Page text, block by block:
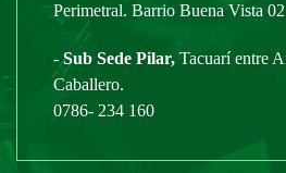
Perimetral. Barrio Buena Vista
-Sub Sede Pilar, Tacuarí entre
Caballero.
0786- 234 160